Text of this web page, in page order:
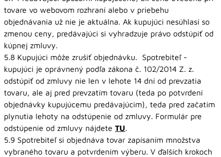
tovare vo webovom rozhraní alebo v priebehu
objednávania už nie je aktuálna. Ak kupujúci nesúhlasí so
zmenou ceny, predávajúci si vyhradzuje právo odstúpiť od
kúpnej zmluvy.
5.8 Kupujúci môže zrušiť objednávku. Spotrebiteľ -
kupujúci je oprávnený podľa zákona č. 102/2014 Z. z.
odstúpiť od zmluvy nie len v lehote 14 dní od prevzatia
tovaru, ale aj pred prevzatím tovaru (teda po potvrdení
objednávky kupujúcemu predávajúcim), teda pred začatím
plynutia lehoty na odstúpenie od zmluvy. Formulár pre
odstúpenie od zmluvy nájdete TU.
5.9 Spotrebiteľ si objednáva tovar zapísaním množstva
vybraného tovaru a potvrdením výberu. V ďalších krokoch